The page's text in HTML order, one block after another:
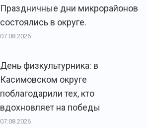
Праздничные дни микрорайонов
состоялись в округе.
07.08.2026
День физкультурника: в
Касимовском округе
поблагодарили тех, кто
вдохновляет на победы
07.08.2026